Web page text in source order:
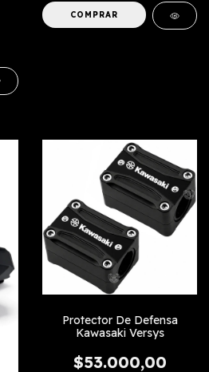
COMPRAR
Protector De Defensa
Kawasaki Versys
$53.000,00